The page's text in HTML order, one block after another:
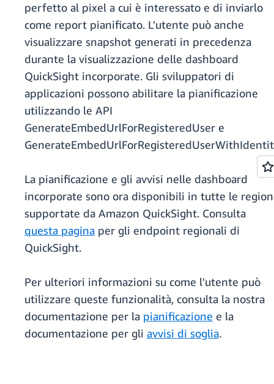
perfetto al pixel a cui è interessato e di inviarlo
come report pianificato. L'utente può anche
visualizzare snapshot generati in precedenza
durante la visualizzazione delle dashboard
QuickSight incorporate. Gli sviluppatori di
applicazioni possono abilitare la pianificazione
utilizzando le API
GenerateEmbedUrlForRegisteredUser e
La pianificazione e gli avvisi nelle dashboard
incorporate sono ora disponibili in tutte le
supportate da Amazon QuickSight. Consulta
questa pagina per gli endpoint regionali di
QuickSight.
Per ulteriori informazioni su come l'utente può
utilizzare queste funzionalità, consulta la nostra
documentazione per la pianificazione e la
documentazione per gli avvisi di soglia.